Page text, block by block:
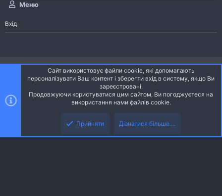
Меню
Вхід
Ніч
Українська (UA)
S
Community platform by XenForo® © 2010-2026 XenForo Ltd.
Community platform by XenForo © 2010-2022 XenForo Ltd. | dev: Pages
Сайт використовує файли cookie, які допомагають
персоналізувати Ваш контент і зберегти вхід в систему, якщо Ви
зареєстровані.
Продовжуючи користуватися цим сайтом, Ви погоджуєтеся на
використання нами файлів cookie.
Прийняти Дізнатися більше....